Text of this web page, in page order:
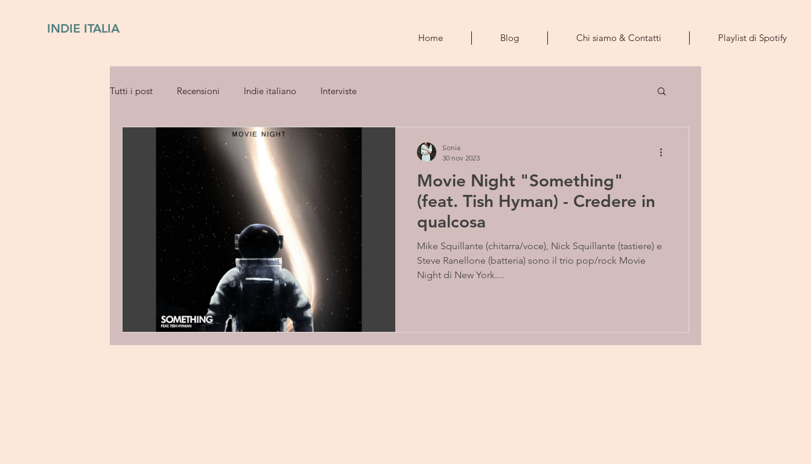
INDIE ITALIA
Home Blog Chi siamo & Contatti Playlist di Spotify
Tutti i post Recensioni Indie italiano Interviste
Movie Night "Something"
(feat. Tish Hyman) - Credere in
qualcosa
Mike Squillante (chitarra/voce), Nick Squillante (tastiere) e
Steve Ranellone (batteria) sono il trio pop/rock Movie
Night di New York....
Sonia
30 nov 2023